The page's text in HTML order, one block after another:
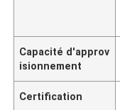
Capacité d'approv
isionnement
Certification